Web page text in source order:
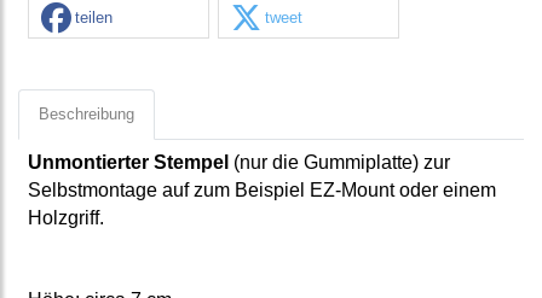
teilen tweet
Beschreibung
Unmontierter Stempel (nur die Gummiplatte) zur
Selbstmontage auf zum Beispiel EZ-Mount oder einem
Holzgriff.